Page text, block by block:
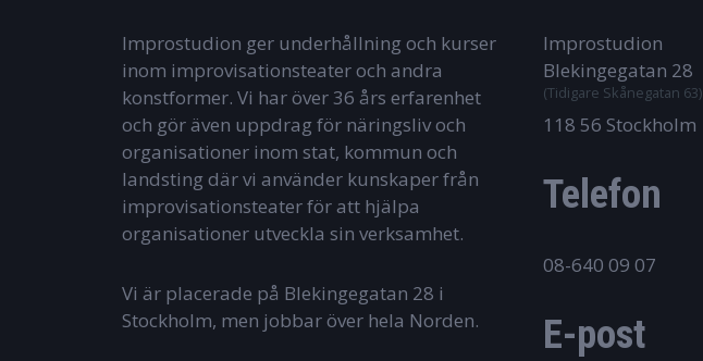
Improstudion ger underhållning och kurser
inom improvisationsteater och andra
konstformer. Vi har över 36 års erfarenhet
och gör även uppdrag för näringsliv och
organisationer inom stat, kommun och
landsting där vi använder kunskaper från
improvisationsteater för att hjälpa
organisationer utveckla sin verksamhet.
Vi är placerade på Blekingegatan 28 i
Stockholm, men jobbar över hela Norden.
Improstudion
Blekingegatan 28
(Tidigare Skånegatan 63)
118 56 Stockholm
Telefon
08-640 09 07
E-post